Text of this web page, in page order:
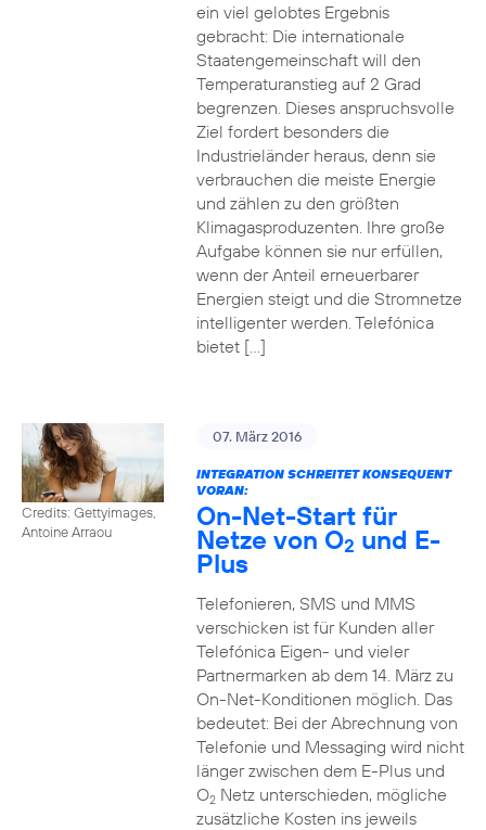
ein viel gelobtes Ergebnis
gebracht: Die internationale
Staatengemeinschaft will den
Temperaturanstieg auf 2 Grad
begrenzen. Dieses anspruchsvolle
Ziel fordert besonders die
Industrieländer heraus, denn sie
verbrauchen die meiste Energie
und zählen zu den größten
Klimagasproduzenten. Ihre große
Aufgabe können sie nur erfüllen,
wenn der Anteil erneuerbarer
Energien steigt und die Stromnetze
intelligenter werden. Telefónica
bietet […]
Credits: Gettyimages,
Antoine Arraou
07. März 2016
INTEGRATION SCHREITET KONSEQUENT
VORAN:
On-Net-Start für
Netze von O2 und E-
Plus
Telefonieren, SMS und MMS
verschicken ist für Kunden aller
Telefónica Eigen- und vieler
Partnermarken ab dem 14. März zu
On-Net-Konditionen möglich. Das
bedeutet: Bei der Abrechnung von
Telefonie und Messaging wird nicht
länger zwischen dem E-Plus und
O2Netz unterschieden, mögliche
zusätzliche Kosten ins jeweils